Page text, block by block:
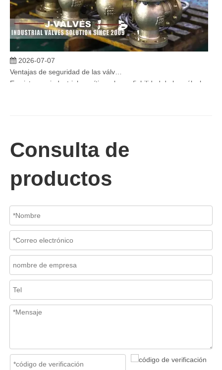
2026-07-07
En sistemas industriales críticos, la confiabilidad de las válvulas
2026-07-06
En los sistemas de tuberías industriales, mantener la calidad del
Consulta de
productos